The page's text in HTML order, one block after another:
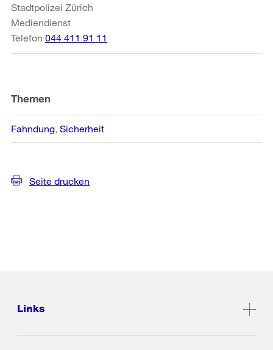
Stadtpolizei Zürich
Mediendienst
Telefon 044 411 91 11
Themen
Fahndung Sicherheit
Seite drucken
Links